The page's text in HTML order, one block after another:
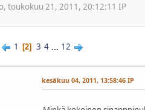
toukokuu 21, 2011, 20:12:11 IP
1 2 3 4 ... 12
kesäkuu 04, 2011, 13:58:46 IP